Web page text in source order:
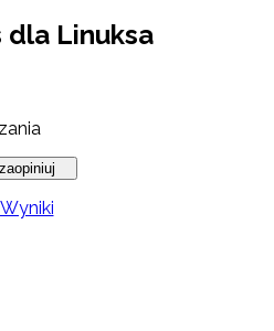
dla Linuksa
Wyniki